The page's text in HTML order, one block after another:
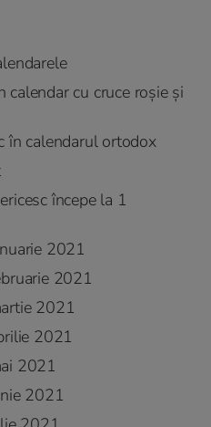
calendar cu cruce roșie și
în calendarul ortodox
începe la 1
2021
2021
2021
2021
2021
2021